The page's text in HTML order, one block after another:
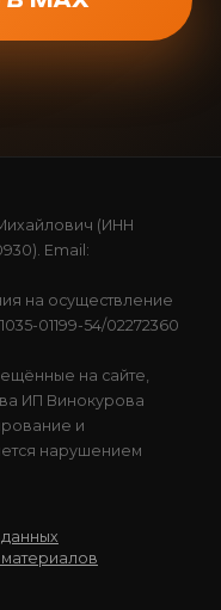
(ИНН
Email:
на осуществление
01199-54/02272360
на сайте,
ИП Винокурова
и
нарушением